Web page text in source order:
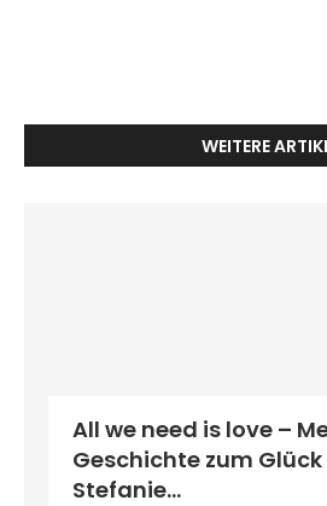
WEITERE
All we need is love –
Geschichte zum
Stefanie...